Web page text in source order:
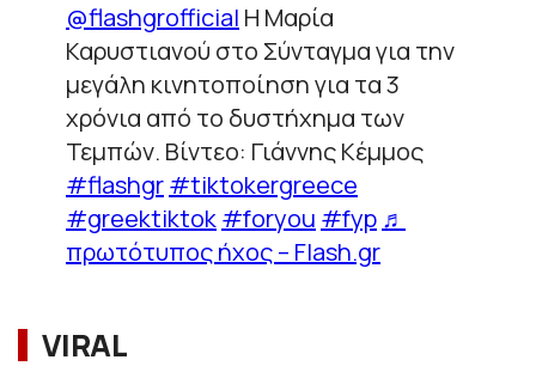
@flashgrofficial Η Μαρία
Καρυστιανού στο Σύνταγμα για την
μεγάλη κινητοποίηση για τα 3
χρόνια από το δυστήχημα των
Τεμπών. Βίντεο: Γιάννης Κέμμος
#flashgr#tiktokergreece
#greektiktok#foryou #fyp ♬
πρωτότυπος ήχος – Flash.gr
VIRAL